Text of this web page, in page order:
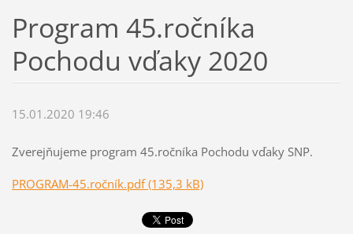
Program 45.ročníka
Pochodu vďaky 2020
15.01.2020 19:46
Zverejňujeme program 45.ročníka Pochodu vďaky SNP.
PROGRAM-45.ročník.pdf (135,3 kB)